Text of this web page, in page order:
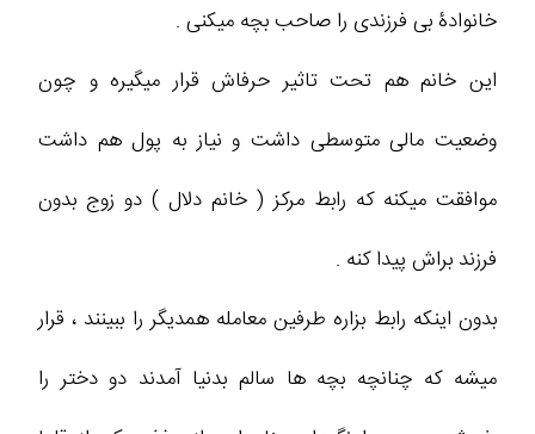
خانوادۀ بی فرزندی را صاحب بچه میکنی .
این خانم هم تحت تاثیر حرفاش قرار میگیره و چون
وضعیت مالی متوسطی داشت و نیاز به پول هم داشت
موافقت میکنه که رابط مرکز ( خانم دلال ) دو زوج بدون
فرزند براش پیدا کنه .
بدون اینکه رابط بزاره طرفین معامله همدیگر را ببینند ، قرار
میشه که چنانچه بچه ها سالم بدنیا آمدند دو دختر را